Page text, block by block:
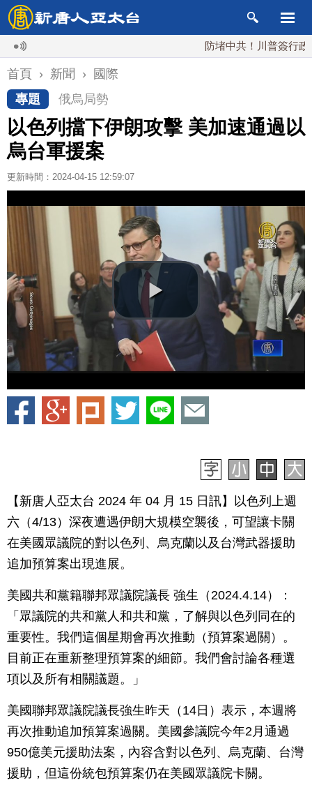
防堵中共！川普簽行政令 對
首頁 › 新聞 ›
國際
專題
俄烏局勢
以色列擋下伊朗攻擊 美加速通過以
烏台軍援案
更新時間：2024-04-15 12:59:07
【新唐人亞太台 2024 年 04 月 15 日訊】以色列上週
六（4/13）深夜遭遇伊朗大規模空襲後，可望讓卡關
在美國眾議院的對以色列、烏克蘭以及台灣武器援助
追加預算案出現進展。
美國共和黨籍聯邦眾議院議長 強生（2024.4.14）：
「眾議院的共和黨人和共和黨，了解與以色列同在的
重要性。我們這個星期會再次推動（預算案過關）。
目前正在重新整理預算案的細節。我們會討論各種選
項以及所有相關議題。」
美國聯邦眾議院議長強生昨天（14日）表示，本週將
再次推動追加預算案過關。美國參議院今年2月通過
950億美元援助法案，內容含對以色列、烏克蘭、台灣
援助，但這份統包預算案仍在美國眾議院卡關。